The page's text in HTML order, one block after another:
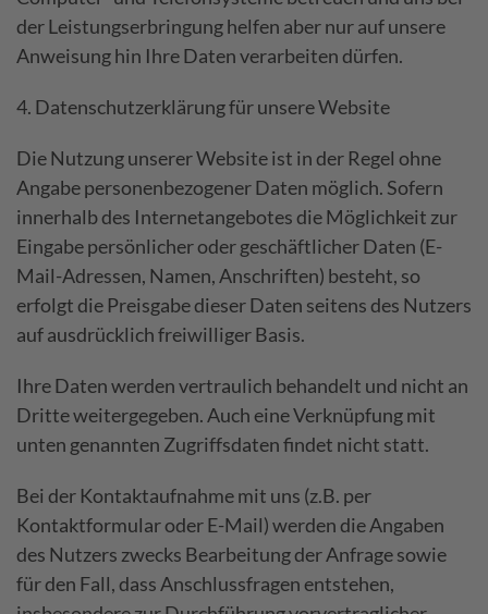
der Leistungserbringung helfen aber nur auf unsere
Anweisung hin Ihre Daten verarbeiten dürfen.
4. Datenschutzerklärung für unsere Website
Die Nutzung unserer Website ist in der Regel ohne
Angabe personenbezogener Daten möglich. Sofern
innerhalb des Internetangebotes die Möglichkeit zur
Eingabe persönlicher oder geschäftlicher Daten (E-
Mail-Adressen, Namen, Anschriften) besteht, so
erfolgt die Preisgabe dieser Daten seitens des Nutzers
auf ausdrücklich freiwilliger Basis.
Ihre Daten werden vertraulich behandelt und nicht an
Dritte weitergegeben. Auch eine Verknüpfung mit
unten genannten Zugriffsdaten findet nicht statt.
Bei der Kontaktaufnahme mit uns (z.B. per
Kontaktformular oder E-Mail) werden die Angaben
des Nutzers zwecks Bearbeitung der Anfrage sowie
für den Fall, dass Anschlussfragen entstehen,